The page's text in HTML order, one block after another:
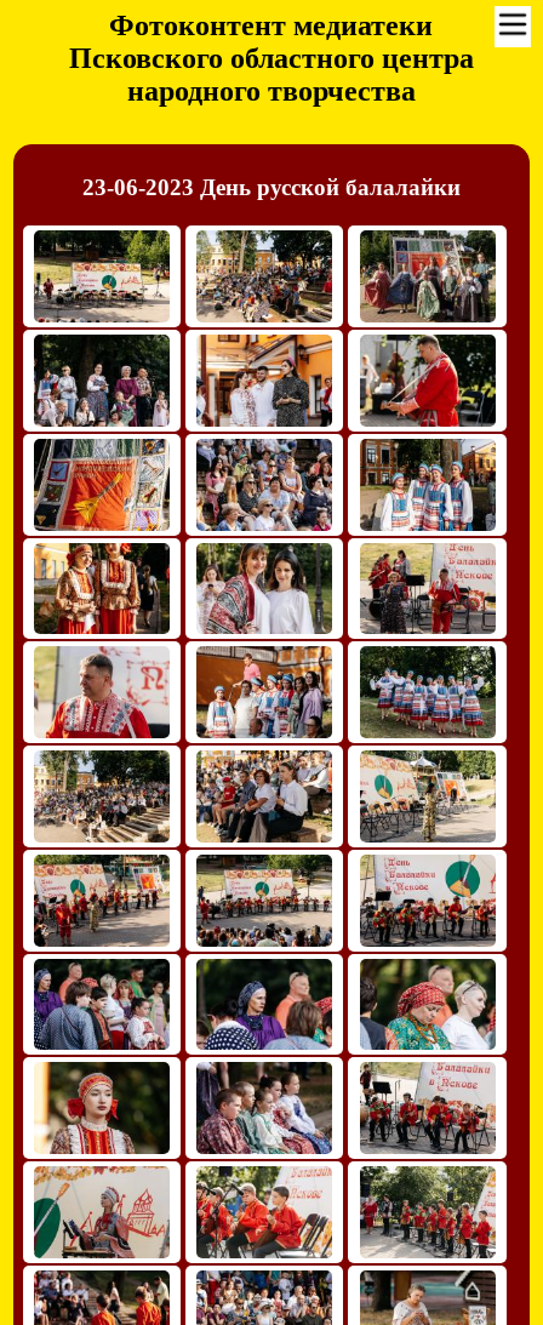
Фотоконтент медиатеки
Псковского областного центра
народного творчества
23-06-2023 День русской балалайки